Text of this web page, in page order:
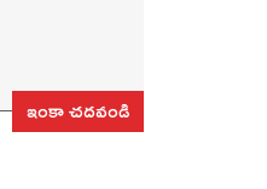
ఇంకా చదవండి